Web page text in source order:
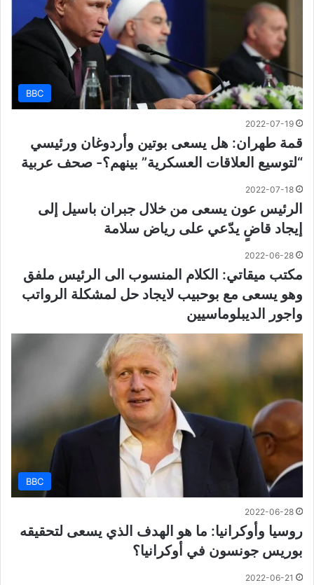
BBC
2022-07-19
قمة طهران: هل يسعى بوتين وأردوغان ورئيسي
“لتوسيع العلاقات العسكرية” بينهم؟- صحف عربية
2022-07-18
الرئيس عون يسعى من خلال جبران باسيل إلى
إيجاد قاضٍ يدّعي على رياض سلامة
2022-06-28
مكتب ميقاتي: الكلام المنسوب الى الرئيس ملفق
وهو يسعى مع بوحبيب لايجاد حل لمشكلة الرواتب
واجور الديبلوماسيين
BBC
2022-06-28
روسيا وأوكرانيا: ما هو الهدف الذي يسعى لتحقيقه
بوريس جونسون في أوكرانيا؟
2022-06-21